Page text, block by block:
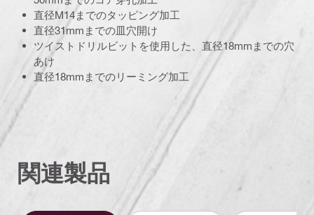
直径M14までのタッピング加工
直径31mmまでの皿穴開け
ツイストドリルビットを使用した、直径18mmまでの穴
あけ
直径18mmまでのリーミング加工
関連製品